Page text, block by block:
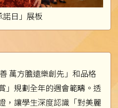
諾日」展板
萬方膽遠樂創先」和品格
」規劃全年的週會範疇。透
，讓學生深度認識「對美麗